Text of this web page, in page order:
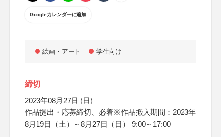
Googleカレンダーに追加
絵画・アート 学生向け
締切
2023年08月27日 (日)
作品提出・応募締切、必着※作品搬入期間：2023年
8月19日（土）～8月27日（日） 9:00～17:00